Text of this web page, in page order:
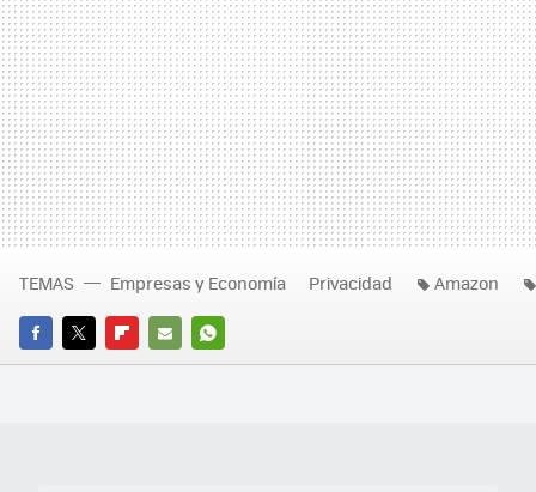
FACEBOOK
TWITTERFLIPBOARD
E-
WHATSAPP
TEMAS Empresas y Economía Privacidad Amazon